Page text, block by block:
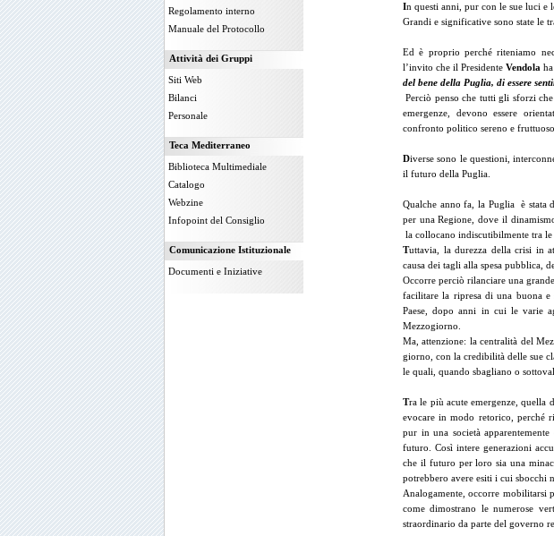
Regolamento interno
Manuale del Protocollo
Attività dei Gruppi
Siti Web
Bilanci
Personale
Teca Mediterraneo
Biblioteca Multimediale
Catalogo
Webzine
Infopoint del Consiglio
Comunicazione Istituzionale
Documenti e Iniziative
In questi anni, pur con le sue luci e
Grandi e significative sono state le
Ed è proprio perché riteniamo
l’invito che il PresidenteVendola
del bene della Puglia, di essere
Perciò penso che tutti gli sforzi
emergenze, devono essere
confronto politico sereno e
Diverse sono le questioni,
il futuro della Puglia.
Qualche anno fa, la Puglia è stata
per una Regione, dove il
la collocano indiscutibilmente tra
Tuttavia, la durezza della crisi in
causa dei tagli alla spesa pubblica,
Occorre perciò rilanciare una
facilitare la ripresa di una buona e
Paese, dopo anni in cui le varie
Mezzogiorno.
Ma, attenzione: la centralità del
giorno, con la credibilità delle sue
le quali, quando sbagliano o
Tra le più acute emergenze, quella
evocare in modo retorico, perché
pur in una società
futuro. Così intere generazioni
che il futuro per loro sia una
potrebbero avere esiti i cui sbocchi
Analogamente, occorre mobilitarsi
come dimostrano le numerose
straordinario da parte del governo